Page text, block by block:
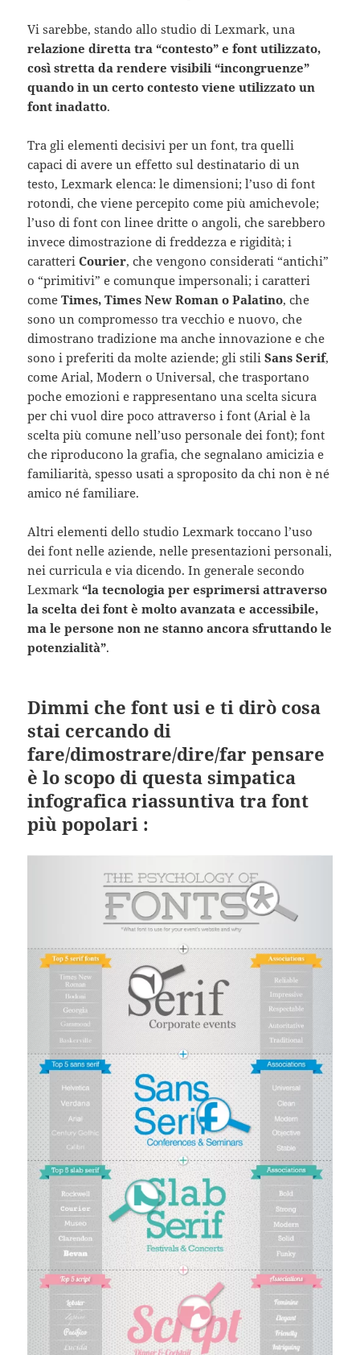
Vi sarebbe, stando allo studio di Lexmark, una
relazione diretta tra “contesto” e font utilizzato,
così stretta da rendere visibili “incongruenze”
quando in un certo contesto viene utilizzato un
font inadatto.
Tra gli elementi decisivi per un font, tra quelli
capaci di avere un effetto sul destinatario di un
testo, Lexmark elenca: le dimensioni; l’uso di font
rotondi, che viene percepito come più amichevole;
l’uso di font con linee dritte o angoli, che sarebbero
invece dimostrazione di freddezza e rigidità; i
caratteriCourier, che vengono considerati “antichi”
o “primitivi” e comunque impersonali; i caratteri
come Times, Times New Roman o Palatino, che
sono un compromesso tra vecchio e nuovo, che
dimostrano tradizione ma anche innovazione e che
sono i preferiti da molte aziende; gli stiliSans Serif,
come Arial, Modern o Universal, che trasportano
poche emozioni e rappresentano una scelta sicura
per chi vuol dire poco attraverso i font (Arial è la
scelta più comune nell’uso personale dei font); font
che riproducono la grafia, che segnalano amicizia e
familiarità, spesso usati a sproposito da chi non è né
amico né familiare.
Altri elementi dello studio Lexmark toccano l’uso
dei font nelle aziende, nelle presentazioni personali,
nei curricula e via dicendo. In generale secondo
Lexmark“la tecnologia per esprimersi attraverso
la scelta dei font è molto avanzata e accessibile,
ma le persone non ne stanno ancora sfruttando le
potenzialità”.
Dimmi che font usi e ti dirò cosa
stai cercando di
fare/dimostrare/dire/far pensare
è lo scopo di questa simpatica
infografica riassuntiva tra font
più popolari :